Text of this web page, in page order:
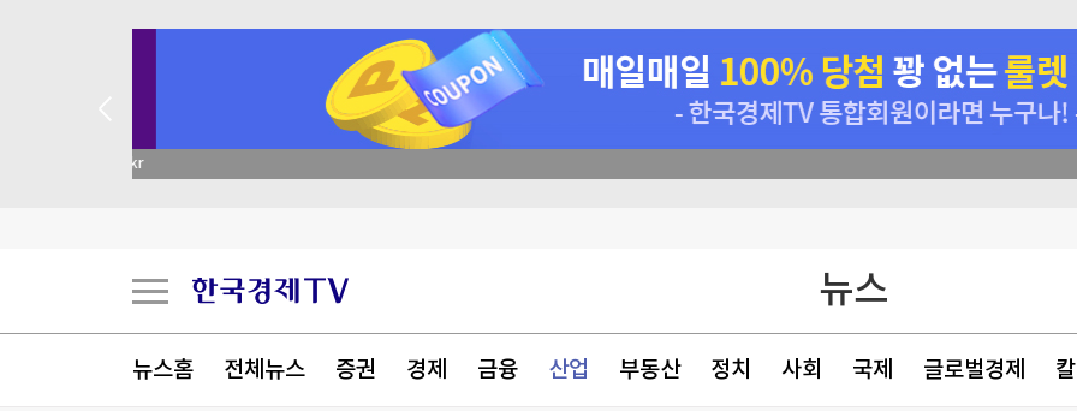
뉴스
뉴스홈 전체뉴스 증권 경제 금융 산업 부동산 정치 사회 국제 글로벌경제
시리아 수도 외곽서 미니버스 폭발…"최소 2명 사망·10여명 부상"(종합)
우간다 국대 출신 축구 선수, 강도 추정 괴한에 피살